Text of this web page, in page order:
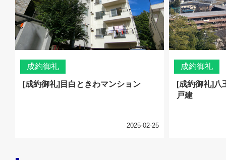
成約御礼
[成約御礼]目白ときわマンション
2025-02-25
成約御礼
[成約御礼]八
戸建